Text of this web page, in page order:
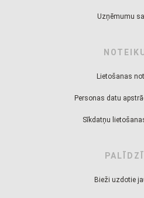
Uzņēmumu
Lietošanas
Personas datu
Sīkdatņu
Bieži uzdotie